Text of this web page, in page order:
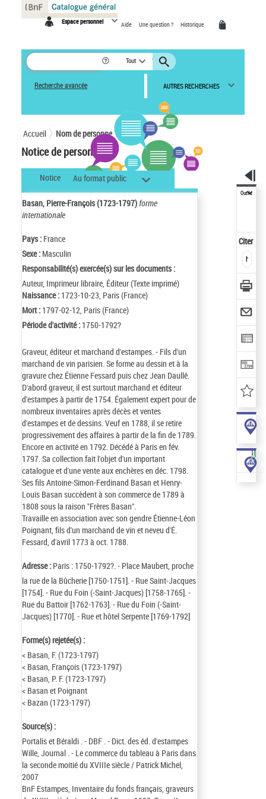
Espace personnel Aide Une question ? Historique
Tout
Recherche avancée AUTRES RECHERCHES
Accueil Nom de personne
Notice de personne
Notice Au format public
Basan, Pierre-François (1723-1797)forme
internationale
Pays : France
Sexe : Masculin
Responsabilité(s) exercée(s) sur les documents :
Auteur, Imprimeur libraire, Éditeur (Texte imprimé)
Naissance : 1723-10-23, Paris (France)
Mort : 1797-02-12, Paris (France)
Période d'activité : 1750-1792?
Graveur, éditeur et marchand d'estampes. - Fils d'un
marchand de vin parisien. Se forme au dessin et à la
gravure chez Étienne Fessard puis chez Jean Daullé.
D'abord graveur, il est surtout marchand et éditeur
d'estampes à partir de 1754. Également expert pour de
nombreux inventaires après décès et ventes
d'estampes et de dessins. Veuf en 1788, il se retire
progressivement des affaires à partir de la fin de 1789.
Encore en activité en 1792. Décédé à Paris en fév.
1797. Sa collection fait l'objet d'un important
catalogue et d'une vente aux enchères en déc. 1798.
Ses fils Antoine-Simon-Ferdinand Basan et Henry-
Louis Basan succèdent à son commerce de 1789 à
1808 sous la raison "Frères Basan".
Travaille en association avec son gendre Étienne-Léon
Poignant, fils d'un marchand de vin et neveu d'É.
Fessard, d'avril 1773 à oct. 1788.
Adresse : Paris : 1750-1792?. - Place Maubert, proche
la rue de la Bûcherie [1750-1751]. - Rue Saint-Jacques
[1754]. - Rue du Foin (-Saint-Jacques) [1758-1765]. -
Rue du Battoir [1762-1763]. - Rue du Foin (-Saint-
Jacques) [1770]. - Rue et hôtel Serpente [1769-1792]
Forme(s) rejetée(s) :
< Basan, F. (1723-1797)
< Basan, François (1723-1797)
< Basan, P. F. (1723-1797)
< Basan et Poignant
< Bazan (1723-1797)
Source(s) :
Portalis et Béraldi . - DBF . - Dict. des éd. d'estampes
Wille, Journal . - Le commerce du tableau à Paris dans
la seconde moitié du XVIIIe siècle / Patrick Michel,
2007
BnF Estampes, Inventaire du fonds français, graveurs
Outils
Citer
Panneau de gestion des cookies